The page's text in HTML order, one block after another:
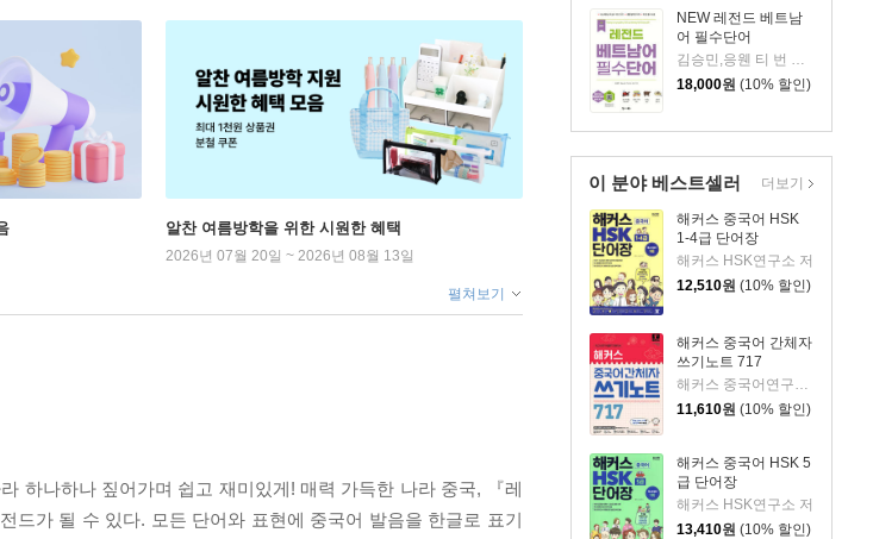
NEW 레전드 베트남
어 필수단어
18,000원 (10% 할인)
이 분야 베스트셀러
해커스 중국어 HSK
1-4급 단어장
해커스 HSK연구소 저
12,510원 (10% 할인)
해커스 중국어 간체자
쓰기노트 717
11,610원 (10% 할인)
해커스 중국어 HSK 5
급 단어장
해커스 HSK연구소 저
13,410원 (10% 할인)
더보기
알찬 여름방학을 위한 시원한 혜택
2026년 07월 20일 ~ 2026년 08월 13일
펼쳐보기
하나하나 짚어가며 쉽고 재미있게! 매력 가득한 나라 중국, 『레
드가 될 수 있다. 모든 단어와 표현에 중국어 발음을 한글로 표기